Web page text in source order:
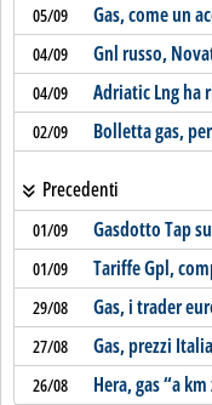
05/09 Gas, come un
04/09 Gnl russo,
04/09 Adriatic Lng ha
02/09 Bolletta gas,
Precedenti
01/09 Gasdotto Tap
01/09 Tariffe Gpl,
29/08 Gas, i trader
27/08 Gas, prezzi
26/08 Hera, gas “a